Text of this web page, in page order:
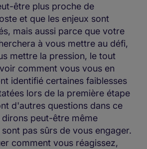
être plus proche de
et que les enjeux sont
mais aussi parce que votre
à vous mettre au défi,
mettre la pression, le tout
comment vous vous en
identifié certaines faiblesses
lors de la première étape
d'autres questions dans ce
peut-être même
pas sûrs de vous engager.
comment vous réagissez,